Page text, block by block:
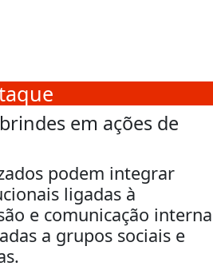
em ações de
podem integrar
ligadas à
e comunicação interna
a grupos sociais e